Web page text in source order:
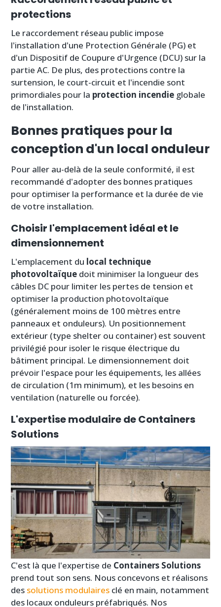
protections
Le raccordement réseau public impose
l'installation d'une Protection Générale (PG) et
d'un Dispositif de Coupure d'Urgence (DCU) sur la
partie AC. De plus, des protections contre la
surtension, le court-circuit et l'incendie sont
primordiales pour la protection incendie globale
de l'installation.
Bonnes pratiques pour la
conception d'un local onduleur
Pour aller au-delà de la seule conformité, il est
recommandé d'adopter des bonnes pratiques
pour optimiser la performance et la durée de vie
de votre installation.
Choisir l'emplacement idéal et le
dimensionnement
L'emplacement du local technique
photovoltaïque doit minimiser la longueur des
câbles DC pour limiter les pertes de tension et
optimiser la production photovoltaïque
(généralement moins de 100 mètres entre
panneaux et onduleurs). Un positionnement
extérieur (type shelter ou container) est souvent
privilégié pour isoler le risque électrique du
bâtiment principal. Le dimensionnement doit
prévoir l'espace pour les équipements, les allées
de circulation (1m minimum), et les besoins en
ventilation (naturelle ou forcée).
L'expertise modulaire de Containers
Solutions
C'est là que l'expertise de Containers Solutions
prend tout son sens. Nous concevons et réalisons
des solutions modulaires clé en main, notamment
des locaux onduleurs préfabriqués. Nos